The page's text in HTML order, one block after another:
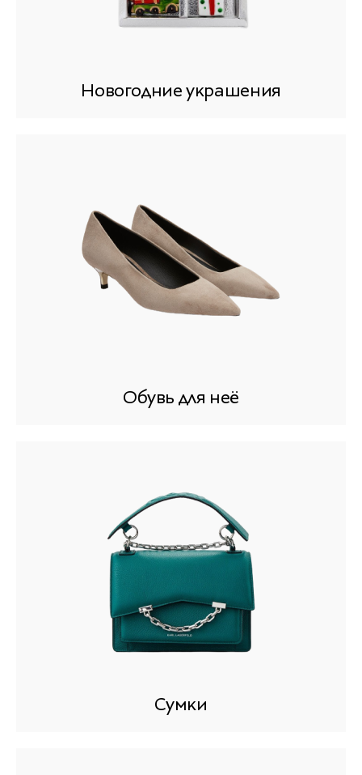
Новогодние украшения
Обувь для неё
Сумки